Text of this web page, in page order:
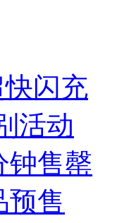
闪充
活动
钟售罄
预售